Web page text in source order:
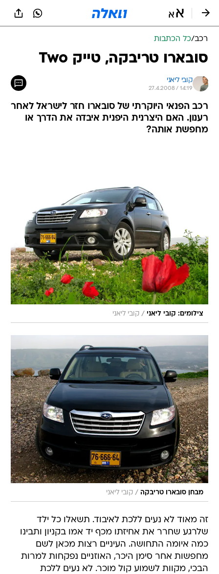
רכב/כל הכתבות
סובארו טריבקה, טייק Two
קובי ליאני
27.4.2008 / 14:19
רכב הפנאי היוקרתי של סובארו חזר לישראל לאחר
רענון. האם היצרנית היפנית איבדה את הדרך או
מחפשת אותה?
צילומים: קובי ליאני / קובי ליאני
מבחן סובארו טריבקה / קובי ליאני
זה מאוד לא נעים ללכת לאיבוד. תשאלו כל ילד
שלרגע שחרר את אחיזתו מכף יד אמו בקניון ותבינו
כמה איומה התחושה. העיניים רצות מכאן לשם
מחפשות אחר סימן היכר, האוזניים נפקחות למרות
הבכי, מקוות לשמוע קול מוכר. לא נעים ללכת